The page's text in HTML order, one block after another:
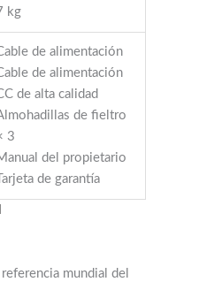
kg
de alimentación
de alimentación
de alta calidad
de fieltro
3
del propietario
Tarjeta de garantía
mundial del